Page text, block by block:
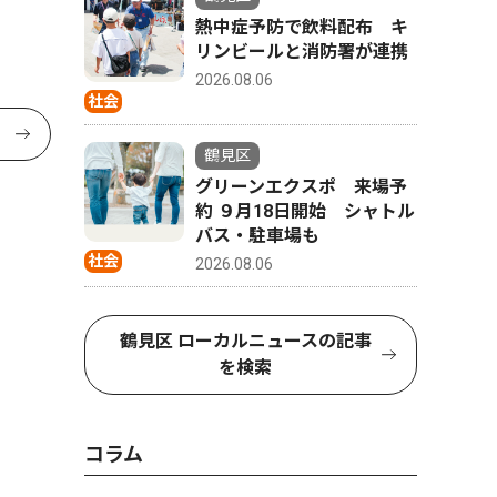
社会
熱中症予防で飲料配布 キ
リンビールと消防署が連携
2026.08.06
社会
鶴見区
グリーンエクスポ 来場予
約 ９月18日開始 シャトル
バス・駐車場も
2026.08.06
鶴見区 ローカルニュースの記事
を検索
コラム